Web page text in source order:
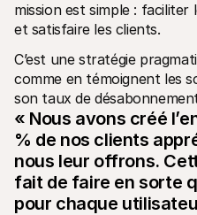
mission est simple :
et satisfaire les clients.
C’est une stratégie
comme en témoignent les
son taux de
« Nous avons créé
% de nos clients
nous leur offrons.
fait de faire en sorte
pour chaque